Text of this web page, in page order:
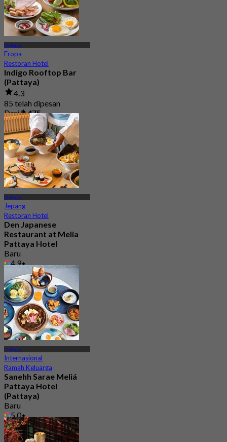
Pattaya
Eropa
Restoran Hotel
Indigo Rooftop Bar
(Pattaya)
4.3
85 telah dipesan
Dari฿ 475
Pattaya
Jepang
Restoran Hotel
Den Japanese
Restaurant at Melia
Pattaya Hotel
Baru
4.9
฿ 499
Pattaya
Internasional
Ramah Keluarga
Sanehh Sarae Meliá
Pattaya Hotel
(Pattaya)
Baru
5.0
Dari฿ 450